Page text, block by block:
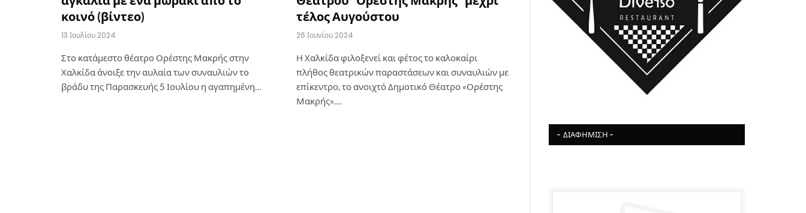
κοινό (βίντεο)
13 Ιουλίου 2024
Στο κατάμεστο θέατρο Ορέστης Μακρής στην
Χαλκίδα άνοιξε την αυλαία των συναυλιών το
βράδυ της Παρασκευής 5 Ιουλίου η αγαπημένη…
τέλος Αυγούστου
26 Ιουνίου 2024
Η Χαλκίδα φιλοξενεί και φέτος το καλοκαίρι
πλήθος θεατρικών παραστάσεων και συναυλιών με
επίκεντρο, το ανοιχτό Δημοτικό Θέατρο «Ορέστης
Μακρής».…
- ΔΙΑΦΉΜΙΣΗ -